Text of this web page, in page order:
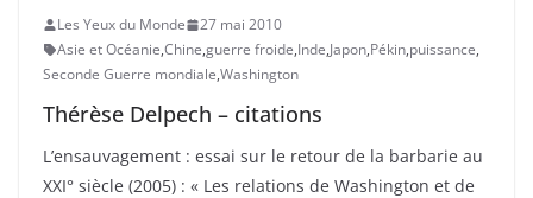
Les Yeux du Monde
27 mai 2010
Asie et Océanie,Chine,guerre froide,Inde,Japon,Pékin,puissance,
Seconde Guerre mondiale,Washington
Thérèse Delpech – citations
L’ensauvagement : essai sur le retour de la barbarie au
XXI° siècle (2005) : « Les relations de Washington et de